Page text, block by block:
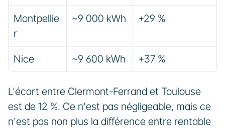
Montpellie
r
~9 000 kWh +29 %
Nice ~9 600 kWh +37 %
L'écart entre Clermont-Ferrand et Toulouse
est de 12 %. Ce n'est pas négligeable, mais ce
n'est pas non plus la différence entre rentable